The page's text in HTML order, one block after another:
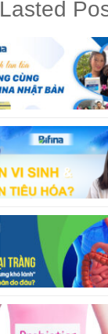
Lasted